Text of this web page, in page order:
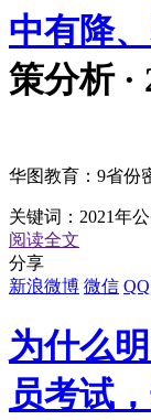
中有降
策分析 ·
华图教育：9省份
关键词： 2021年
阅读全文
分享
新浪微博 微信
为什么
员考试